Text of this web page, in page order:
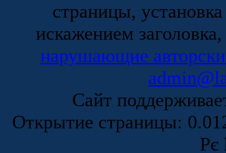
страницы,
искажением
нарушающие
Сайт
Открытие страницы:
Рє